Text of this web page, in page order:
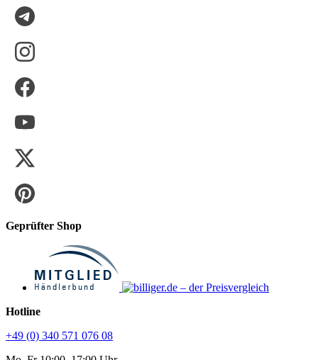
Geprüfter Shop
Hotline
+49 (0) 340 571 076 08